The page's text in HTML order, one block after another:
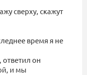
сверху, скажут
время я не
он
и мы